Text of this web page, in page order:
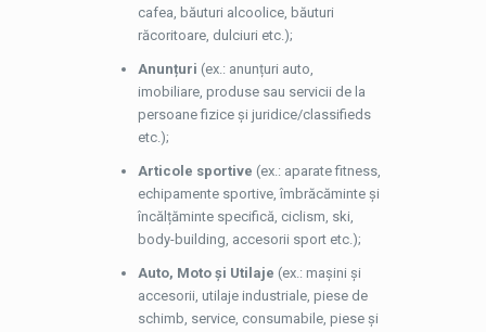
cafea, băuturi alcoolice, băuturi
răcoritoare, dulciuri etc.);
Anunțuri (ex.: anunțuri auto,
imobiliare, produse sau servicii de la
persoane fizice și juridice/classifieds
etc.);
Articole sportive (ex.: aparate fitness,
echipamente sportive, îmbrăcăminte și
încălțăminte specifică, ciclism, ski,
body-building, accesorii sport etc.);
Auto, Moto și Utilaje (ex.: mașini și
accesorii, utilaje industriale, piese de
schimb, service, consumabile, piese și